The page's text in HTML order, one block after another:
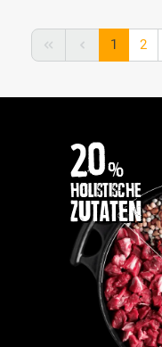
Seite
1 Seite
2
20%
holistische
Zutaten